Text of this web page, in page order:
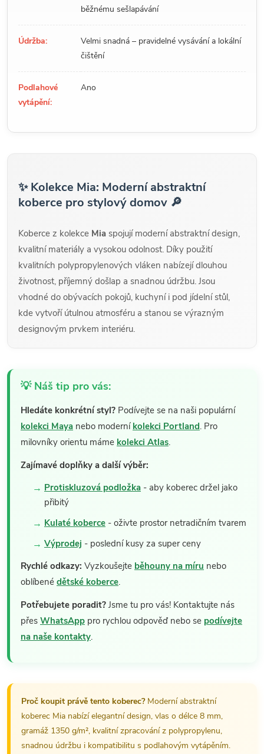
běžnému sešlapávání
Údržba:
Velmi snadná – pravidelné vysávání a lokální
čištění
Podlahové
vytápění:
Ano
✨ Kolekce Mia: Moderní abstraktní
koberce pro stylový domov 🔎
Koberce z kolekce Mia spojují moderní abstraktní design,
kvalitní materiály a vysokou odolnost. Díky použití
kvalitních polypropylenových vláken nabízejí dlouhou
životnost, příjemný došlap a snadnou údržbu. Jsou
vhodné do obývacích pokojů, kuchyní i pod jídelní stůl,
kde vytvoří útulnou atmosféru a stanou se výrazným
designovým prvkem interiéru.
💡 Náš tip pro vás:
Hledáte konkrétní styl? Podívejte se na naši populární
kolekci Maya nebo moderní kolekci Portland. Pro
milovníky orientu máme kolekci Atlas.
Zajímavé doplňky a další výběr:
Protiskluzová podložka - aby koberec držel jako
přibitý
Kulaté koberce - oživte prostor netradičním tvarem
Výprodej - poslední kusy za super ceny
Rychlé odkazy: Vyzkoušejte běhouny na míru nebo
oblíbené dětské koberce.
Potřebujete poradit? Jsme tu pro vás! Kontaktujte nás
přes WhatsApp pro rychlou odpověď nebo se podívejte
na naše kontakty.
Proč koupit právě tento koberec?Moderní abstraktní
koberec Mia nabízí elegantní design, vlas o délce 8 mm,
gramáž 1350 g/m², kvalitní zpracování z polypropylenu,
snadnou údržbu i kompatibilitu s podlahovým vytápěním.